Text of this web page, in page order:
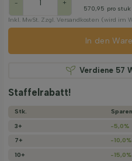
- +
570,95 pro stuk
Inkl. MwSt. Zzgl. Versandkosten (wird im
In den
Verdiene 57
Staffelrabatt!
Stk. Sparen
3+
-5,0%
7+
-10,0%
10+
-15,0%